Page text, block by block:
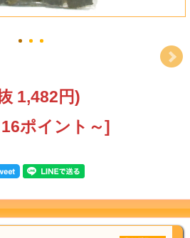
1,482円)
ポイント～]